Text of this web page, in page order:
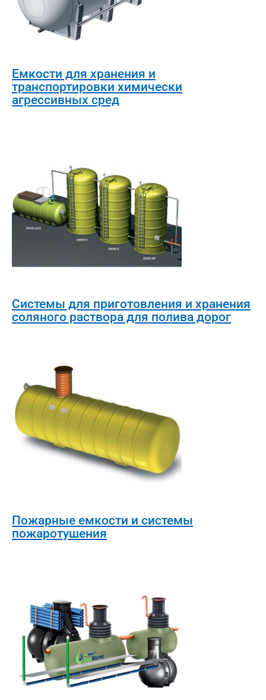
Емкости для хранения и
транспортировки химически
агрессивных сред
Системы для приготовления и хранения
соляного раствора для полива дорог
Пожарные емкости и системы
пожаротушения